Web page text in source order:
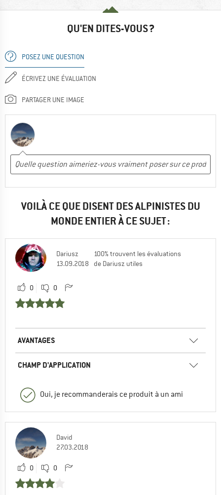
QU'EN DITES-VOUS ?
POSEZ UNE QUESTION
ÉCRIVEZ UNE ÉVALUATION
PARTAGER UNE IMAGE
VOILÀ CE QUE DISENT DES ALPINISTES DU
MONDE ENTIER À CE SUJET :
Dariusz
13.09.2018
100% trouvent les évaluations
de Dariusz utiles
0 0
AVANTAGES
CHAMP D'APPLICATION
Oui, je recommanderais ce produit à un ami
David
27.03.2018
0 0